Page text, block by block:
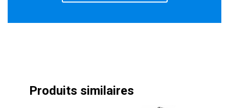
Produits similaires